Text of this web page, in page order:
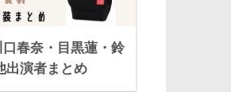
春奈・目黒蓮・鈴
出演者まとめ